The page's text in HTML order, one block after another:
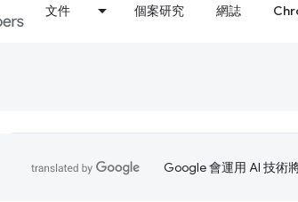
文件 個案研究 網誌
Google 會運用 AI 技術